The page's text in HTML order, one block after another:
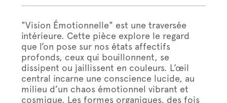
"Vision Émotionnelle" est une traversée
intérieure. Cette pièce explore le regard
que l’on pose sur nos états affectifs
profonds, ceux qui bouillonnent, se
dissipent ou jaillissent en couleurs. L’œil
central incarne une conscience lucide, au
milieu d’un chaos émotionnel vibrant et
cosmique. Les formes organiques, des fois